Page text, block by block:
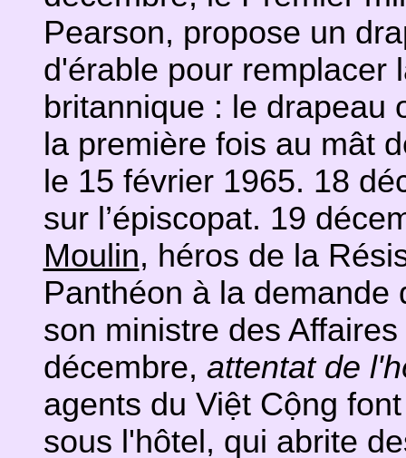
Pearson, propose un
d'érable pour remplacer
britannique : le drapeau
la première fois au mât
le 15 février 1965. 18
sur l’épiscopat. 19
Moulin, héros de la
Panthéon à la demande
son ministre des
décembre, attentat de
agents du Việt Cộng
sous l'hôtel, qui abrite